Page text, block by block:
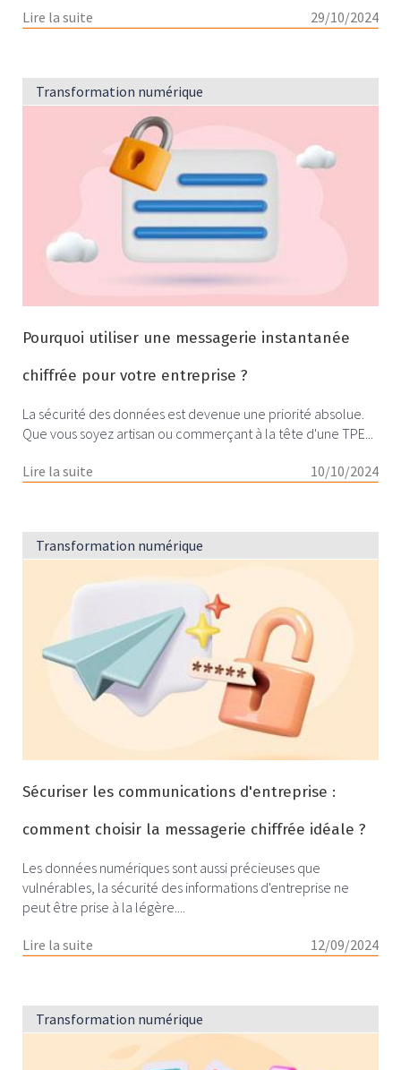
Lire la suite 29/10/2024
Transformation numérique
Pourquoi utiliser une messagerie instantanée
chiffrée pour votre entreprise ?
La sécurité des données est devenue une priorité absolue.
Que vous soyez artisan ou commerçant à la tête d'une TPE...
Lire la suite 10/10/2024
Transformation numérique
Sécuriser les communications d'entreprise :
comment choisir la messagerie chiffrée idéale ?
Les données numériques sont aussi précieuses que
vulnérables, la sécurité des informations d'entreprise ne
peut être prise à la légère....
Lire la suite 12/09/2024
Transformation numérique